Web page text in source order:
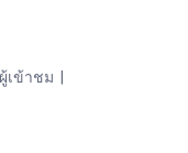
เข้าชม